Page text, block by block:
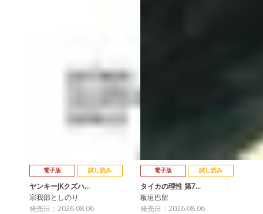
電子版 試し読み
ヤンキーJKクズハ…
宗我部としのり
発売日：2026.08.06
電子版 試し読み
タイカの理性 第7…
板垣巴留
発売日：2026.08.06